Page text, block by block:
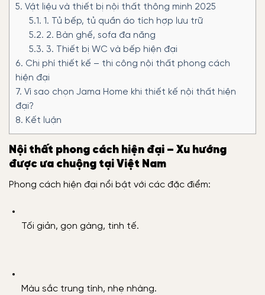
5. Vật liệu và thiết bị nội thất thông minh 2025
5.1. 1. Tủ bếp, tủ quần áo tích hợp lưu trữ
5.2. 2. Bàn ghế, sofa đa năng
5.3. 3. Thiết bị WC và bếp hiện đại
6. Chi phí thiết kế – thi công nội thất phong cách
hiện đại
7. Vì sao chọn Jama Home khi thiết kế nội thất hiện
đại?
8. Kết luận
Nội thất phong cách hiện đại – Xu hướng
được ưa chuộng tại Việt Nam
Phong cách hiện đại nổi bật với các đặc điểm:
Tối giản, gọn gàng, tinh tế.
Màu sắc trung tính, nhẹ nhàng.